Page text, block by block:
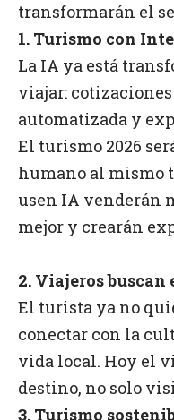
transformarán el
1. Turismo con
La IA ya está
viajar:
automatizada y
El turismo 2026
humano al mismo
usen IA venderán
mejor y crearán
2. Viajeros
El turista ya no
conectar con la
vida local. Hoy el
destino, no solo
3. Turismo